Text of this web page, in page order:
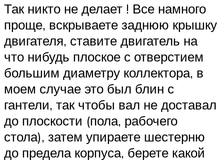
Так никто не делает ! Все намного
проще, вскрываете заднюю крышку
двигателя, ставите двигатель на
что нибудь плоское с отверстием
большим диаметру коллектора, в
моем случае это был блин с
гантели, так чтобы вал не доставал
до плоскости (пола, рабочего
стола), затем упираете шестерню
до предела корпуса, берете какой